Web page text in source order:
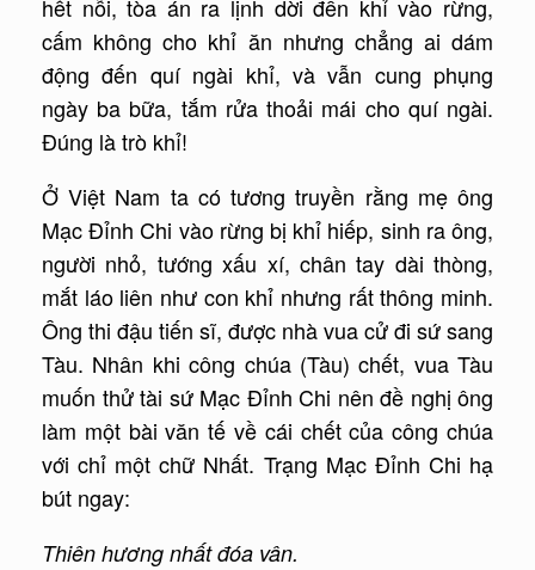
hết nỗi, tòa án ra lịnh dời đền khỉ vào rừng,
cấm không cho khỉ ăn nhưng chẳng ai dám
động đến quí ngài khỉ, và vẫn cung phụng
ngày ba bữa, tắm rửa thoải mái cho quí ngài.
Đúng là trò khỉ!
Ở Việt Nam ta có tương truyền rằng mẹ ông
Mạc Đỉnh Chi vào rừng bị khỉ hiếp, sinh ra ông,
người nhỏ, tướng xấu xí, chân tay dài thòng,
mắt láo liên như con khỉ nhưng rất thông minh.
Ông thi đậu tiến sĩ, được nhà vua cử đi sứ sang
Tàu. Nhân khi công chúa (Tàu) chết, vua Tàu
muốn thử tài sứ Mạc Đỉnh Chi nên đề nghị ông
làm một bài văn tế về cái chết của công chúa
với chỉ một chữ Nhất. Trạng Mạc Đỉnh Chi hạ
bút ngay:
Thiên hương nhất đóa vân.